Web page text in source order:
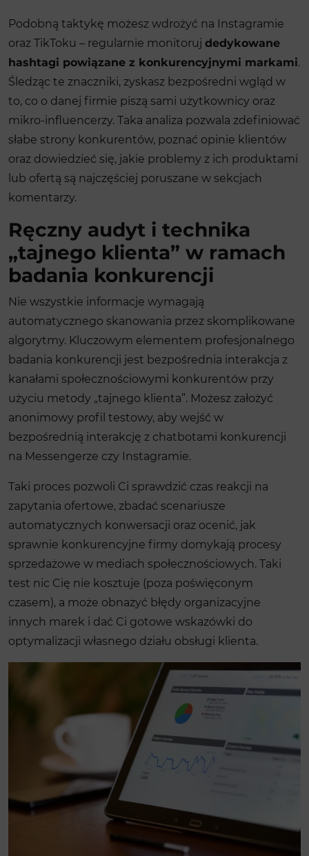
Podobną taktykę możesz wdrożyć na Instagramie
oraz TikToku – regularnie monitoruj dedykowane
hashtagi powiązane z konkurencyjnymi markami.
Śledząc te znaczniki, zyskasz bezpośredni wgląd w
to, co o danej firmie piszą sami użytkownicy oraz
mikro-influencerzy. Taka analiza pozwala zdefiniować
słabe strony konkurentów, poznać opinie klientów
oraz dowiedzieć się, jakie problemy z ich produktami
lub ofertą są najczęściej poruszane w sekcjach
komentarzy.
Ręczny audyt i technika
„tajnego klienta” w ramach
badania konkurencji
Nie wszystkie informacje wymagają
automatycznego skanowania przez skomplikowane
algorytmy. Kluczowym elementem profesjonalnego
badania konkurencji jest bezpośrednia interakcja z
kanałami społecznościowymi konkurentów przy
użyciu metody „tajnego klienta”. Możesz założyć
anonimowy profil testowy, aby wejść w
bezpośrednią interakcję z chatbotami konkurencji
na Messengerze czy Instagramie.
Taki proces pozwoli Ci sprawdzić czas reakcji na
zapytania ofertowe, zbadać scenariusze
automatycznych konwersacji oraz ocenić, jak
sprawnie konkurencyjne firmy domykają procesy
sprzedażowe w mediach społecznościowych. Taki
test nic Cię nie kosztuje (poza poświęconym
czasem), a może obnażyć błędy organizacyjne
innych marek i dać Ci gotowe wskazówki do
optymalizacji własnego działu obsługi klienta.